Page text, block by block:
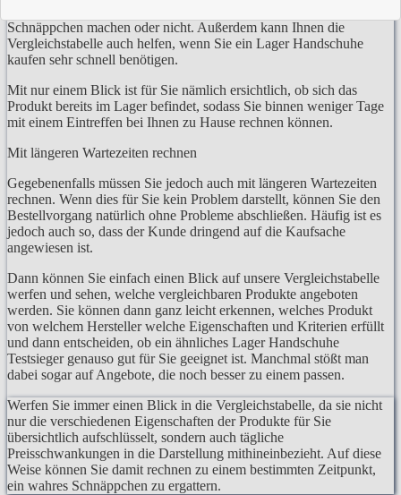
Schnäppchen machen oder nicht. Außerdem kann Ihnen die
Vergleichstabelle auch helfen, wenn Sie ein Lager Handschuhe
kaufen sehr schnell benötigen.
Mit nur einem Blick ist für Sie nämlich ersichtlich, ob sich das
Produkt bereits im Lager befindet, sodass Sie binnen weniger Tage
mit einem Eintreffen bei Ihnen zu Hause rechnen können.
Mit längeren Wartezeiten rechnen
Gegebenenfalls müssen Sie jedoch auch mit längeren Wartezeiten
rechnen. Wenn dies für Sie kein Problem darstellt, können Sie den
Bestellvorgang natürlich ohne Probleme abschließen. Häufig ist es
jedoch auch so, dass der Kunde dringend auf die Kaufsache
angewiesen ist.
Dann können Sie einfach einen Blick auf unsere Vergleichstabelle
werfen und sehen, welche vergleichbaren Produkte angeboten
werden. Sie können dann ganz leicht erkennen, welches Produkt
von welchem Hersteller welche Eigenschaften und Kriterien erfüllt
und dann entscheiden, ob ein ähnliches Lager Handschuhe
Testsieger genauso gut für Sie geeignet ist. Manchmal stößt man
dabei sogar auf Angebote, die noch besser zu einem passen.
Werfen Sie immer einen Blick in die Vergleichstabelle, da sie nicht
nur die verschiedenen Eigenschaften der Produkte für Sie
übersichtlich aufschlüsselt, sondern auch tägliche
Preisschwankungen in die Darstellung mithineinbezieht. Auf diese
Weise können Sie damit rechnen zu einem bestimmten Zeitpunkt,
ein wahres Schnäppchen zu ergattern.